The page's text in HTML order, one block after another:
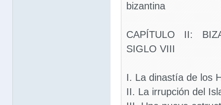
bizantina
CAPÍTULO II:
SIGLO VIII
I. La dinastía de los
II. La irrupción del